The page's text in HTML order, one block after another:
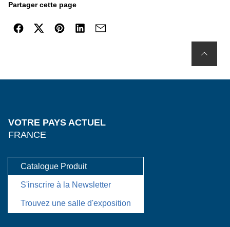
Partager cette page
VOTRE PAYS ACTUEL
FRANCE
Catalogue Produit
S'inscrire à la Newsletter
Trouvez une salle d'exposition